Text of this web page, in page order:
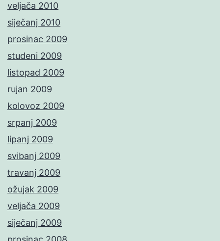
veljača 2010
siječanj 2010
prosinac 2009
studeni 2009
listopad 2009
rujan 2009
kolovoz 2009
srpanj 2009
lipanj 2009
svibanj 2009
travanj 2009
ožujak 2009
veljača 2009
siječanj 2009